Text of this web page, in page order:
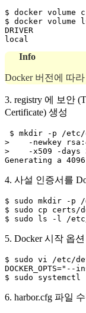
$ docker volume
$ docker volume
DRIVER
Info
Docker 버전에 따
3. registry 에 보안
Certificate) 생성
$ mkdir -p /etc/
>    -newkey
>    -x509 -days
Generating a
4. 사설 인증서를
$ sudo mkdir -p
$ sudo cp certs/
5. Docker 시작 옵
$ sudo vi /etc/
6. harbor.cfg 파일